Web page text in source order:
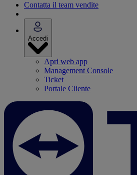
Contatta il team vendite
Accedi
Apri web app
Management Console
Ticket
Portale Cliente